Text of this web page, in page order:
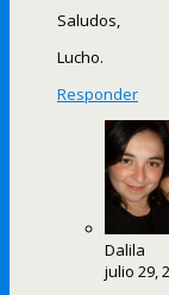
Saludos,
Lucho.
Responder
Dalila
julio 29,